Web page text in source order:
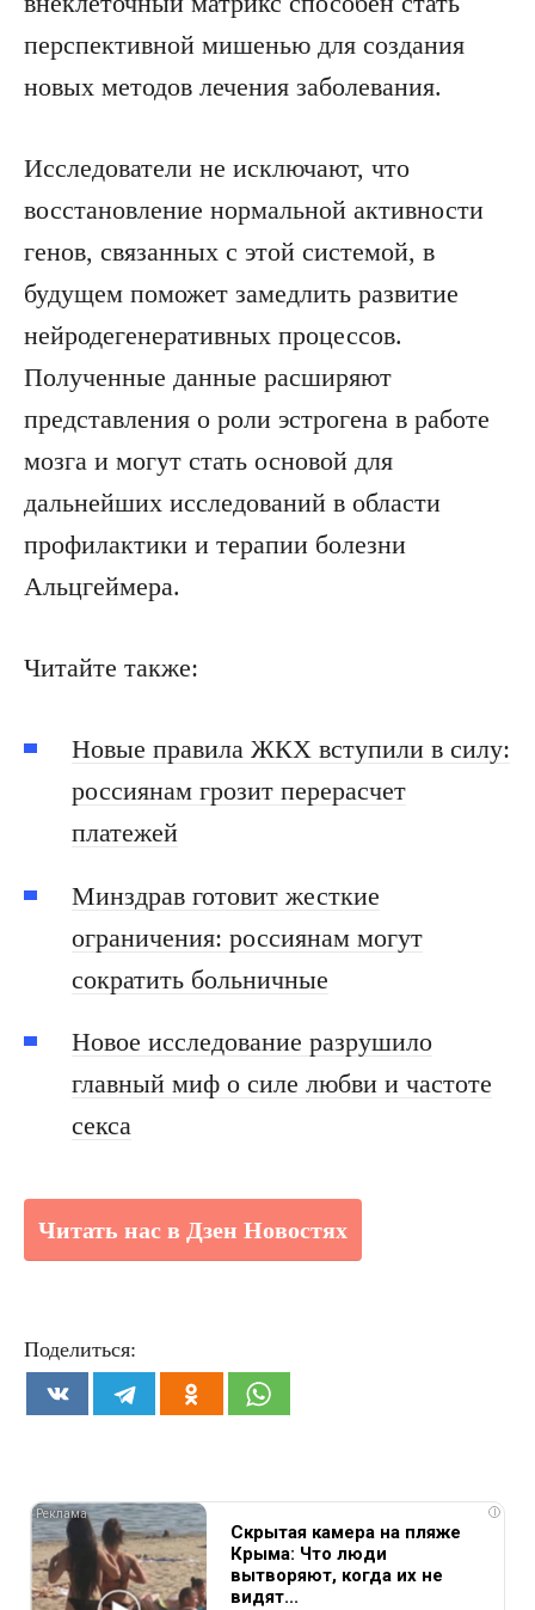
перспективной мишенью для создания
новых методов лечения заболевания.
Исследователи не исключают, что
восстановление нормальной активности
генов, связанных с этой системой, в
будущем поможет замедлить развитие
нейродегенеративных процессов.
Полученные данные расширяют
представления о роли эстрогена в работе
мозга и могут стать основой для
дальнейших исследований в области
профилактики и терапии болезни
Альцгеймера.
Читайте также:
Новые правила ЖКХ вступили в силу:
россиянам грозит перерасчет
платежей
Минздрав готовит жесткие
ограничения: россиянам могут
сократить больничные
Новое исследование разрушило
главный миф о силе любви и частоте
секса
Читать нас в Дзен Новостях
Поделиться:
i
Скрытая камера на пляже
Крыма: Что люди
вытворяют, когда их не
видят...